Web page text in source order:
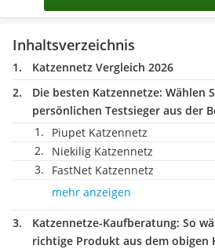
Inhaltsverzeichnis
Katzennetz Vergleich 2026
Die besten Katzennetze: Wählen
persönlichen Testsieger aus der
Piupet Katzennetz
Niekilig Katzennetz
FastNet Katzennetz
mehr anzeigen
Katzennetze-Kaufberatung: So
richtige Produkt aus dem obigen